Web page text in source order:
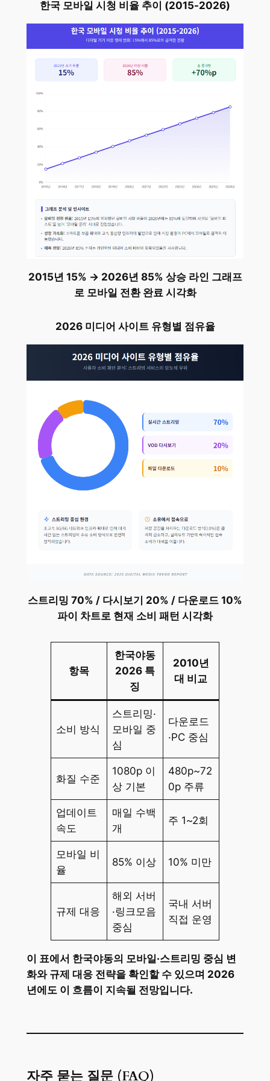
한국 모바일 시청 비율 추이 (2015-2026)
2015년 15% → 2026년 85% 상승 라인 그래프
로 모바일 전환 완료 시각화
2026 미디어 사이트 유형별 점유율
스트리밍 70% / 다시보기 20% / 다운로드 10%
파이 차트로 현재 소비 패턴 시각화
항목
한국야동
2026 특
징
2010년
대 비교
소비 방식
스트리밍·
모바일 중
심
다운로드
·PC 중심
화질 수준
1080p 이
상 기본
480p~72
0p 주류
업데이트
속도
매일 수백
개
주 1~2회
모바일 비
율
85% 이상 10% 미만
규제 대응
해외 서버
·링크모음
중심
국내 서버
직접 운영
이 표에서 한국야동의 모바일·스트리밍 중심 변
화와 규제 대응 전략을 확인할 수 있으며 2026
년에도 이 흐름이 지속될 전망입니다.
자주 묻는 질문 (FAQ)